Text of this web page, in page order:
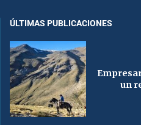
ÚLTIMAS PUBLICACIONES
un